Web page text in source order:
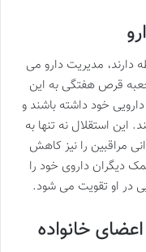
دارند، مدیریت دارو می
جعبه قرص هفتگی به این
خود داشته باشند و
این استقلال نه تنها به
مراقبین را نیز کاهش
دیگران داروی خود را
در او تقویت می شود.
خانواده